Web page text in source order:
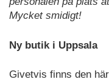
Mycket smidigt!
Ny butik i Uppsala
Givetvis finns den